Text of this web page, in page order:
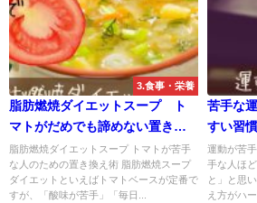
3.食事・栄養
脂肪燃焼ダイエットスープ ト
マトがだめでも諦めない置き換
え術
脂肪燃焼ダイエットスープ トマトが苦手
な人のための置き換え術 脂肪燃焼スープ
ダイエットといえばトマトベースが定番で
すが、「酸味が苦手」「毎日...
苦手な
すい習
運動が苦
手な人ほ
と」と思
え方がハ